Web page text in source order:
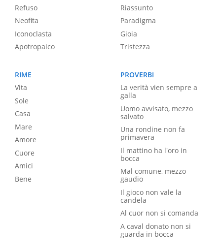
Refuso
Neofita
Iconoclasta
Apotropaico
Riassunto
Paradigma
Gioia
Tristezza
RIME
Vita
Sole
Casa
Mare
Amore
Cuore
Amici
Bene
PROVERBI
La verità vien sempre a
galla
Uomo avvisato, mezzo
salvato
Una rondine non fa
primavera
Il mattino ha l'oro in
bocca
Mal comune, mezzo
gaudio
Il gioco non vale la
candela
Al cuor non si comanda
A caval donato non si
guarda in bocca